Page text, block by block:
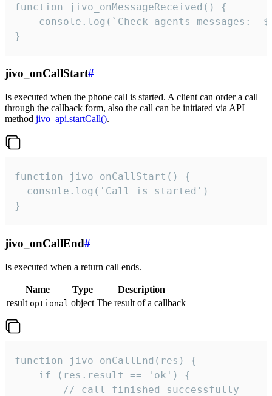
function jivo_onMessageReceived() {
}
jivo_onCallStart#
Is executed when the phone call is started. A client can order a call
through the callback form, also the call can be initiated via API
method jivo_api.startCall().
function jivo_onCallStart() {
  console.log('Call is started')
}
jivo_onCallEnd#
Is executed when a return call ends.
Name Type
Description
result optional object The result of a callback
function jivo_onCallEnd(res) {
    if (res.result == 'ok') {
        // call finished successfully